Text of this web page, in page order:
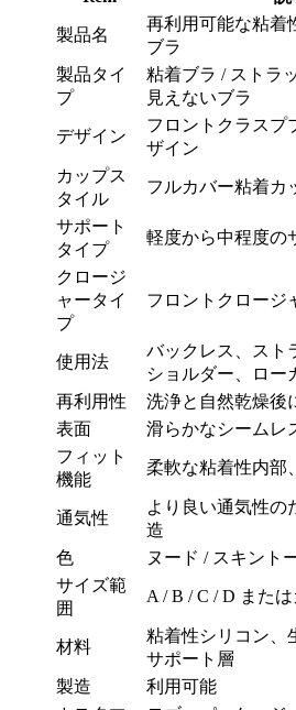
製品名
再利用可能な粘着
ブラ
製品タイ
プ
粘着ブラ / ストラ
見えないブラ
デザイン
フロントクラスプ
ザイン
カップス
タイル
フルカバー粘着カ
サポート
タイプ
軽度から中程度の
クロージ
ャータイ
プ
フロントクロージ
使用法
バックレス、スト
ショルダー、ロー
再利用性
洗浄と自然乾燥後
表面
滑らかなシームレ
フィット
機能
柔軟な粘着性内部
通気性
より良い通気性の
造
色
ヌード / スキント
サイズ範
囲
A / B / C / D また
材料
粘着性シリコン、
サポート層
製造
利用可能